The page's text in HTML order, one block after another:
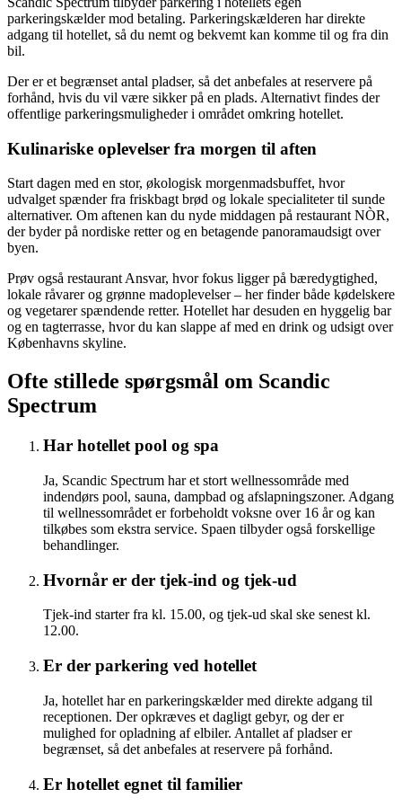
parkeringskælder mod betaling. Parkeringskælderen har direkte
adgang til hotellet, så du nemt og bekvemt kan komme til og fra din
bil.
Der er et begrænset antal pladser, så det anbefales at reservere på
forhånd, hvis du vil være sikker på en plads. Alternativt findes der
offentlige parkeringsmuligheder i området omkring hotellet.
Kulinariske oplevelser fra morgen til aften
Start dagen med en stor, økologisk morgenmadsbuffet, hvor
udvalget spænder fra friskbagt brød og lokale specialiteter til sunde
alternativer. Om aftenen kan du nyde middagen på restaurant NÒR,
der byder på nordiske retter og en betagende panoramaudsigt over
byen.
Prøv også restaurant Ansvar, hvor fokus ligger på bæredygtighed,
lokale råvarer og grønne madoplevelser – her finder både kødelskere
og vegetarer spændende retter. Hotellet har desuden en hyggelig bar
og en tagterrasse, hvor du kan slappe af med en drink og udsigt over
Københavns skyline.
Ofte stillede spørgsmål om Scandic
Spectrum
Har hotellet pool og spa
Ja, Scandic Spectrum har et stort wellnessområde med
indendørs pool, sauna, dampbad og afslapningszoner. Adgang
til wellnessområdet er forbeholdt voksne over 16 år og kan
tilkøbes som ekstra service. Spaen tilbyder også forskellige
behandlinger.
Hvornår er der tjek-ind og tjek-ud
Tjek-ind starter fra kl. 15.00, og tjek-ud skal ske senest kl.
12.00.
Er der parkering ved hotellet
Ja, hotellet har en parkeringskælder med direkte adgang til
receptionen. Der opkræves et dagligt gebyr, og der er
mulighed for opladning af elbiler. Antallet af pladser er
begrænset, så det anbefales at reservere på forhånd.
Er hotellet egnet til familier